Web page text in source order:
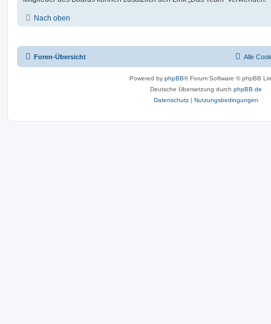
Nach oben
Foren-Übersicht Alle
Powered by phpBB® Forum Software © phpBB
Deutsche Übersetzung durch phpBB.de
Datenschutz | Nutzungsbedingungen